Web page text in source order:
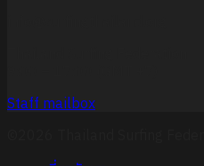
Staff mailbox